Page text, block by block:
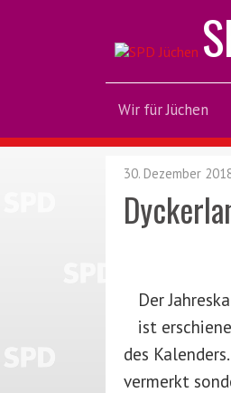
Wir für Jüchen
30. Dezember
Der
ist
des
vermerkt